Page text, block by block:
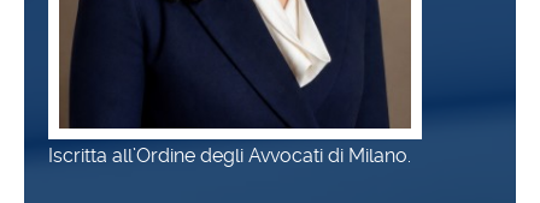
Iscritta all’Ordine degli Avvocati di Milano.